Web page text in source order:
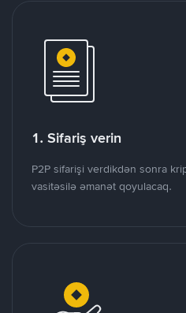
1. Sifariş verin
P2P sifarişi verdikdən sonra
vasitəsilə əmanət qoyulacaq.